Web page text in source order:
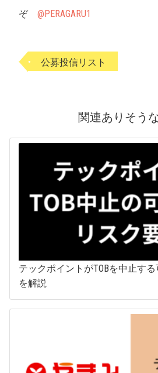
ぞ @PERAGARU1
公募投信リスト
関連ありそう
テックポイントがTOBを中止す
を解説